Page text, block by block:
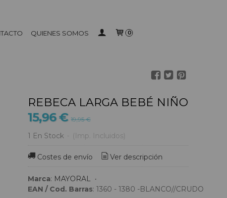
QUIENES SOMOS 0
REBECA LARGA BEBÉ NIÑO
15,96 € 19,95 €
1 En Stock - (Imp. Incluidos)
Costes de envío Ver descripción
Marca: MAYORAL •
EAN / Cod. Barras: 1360 - 1380 -BLANCO//CRUDO